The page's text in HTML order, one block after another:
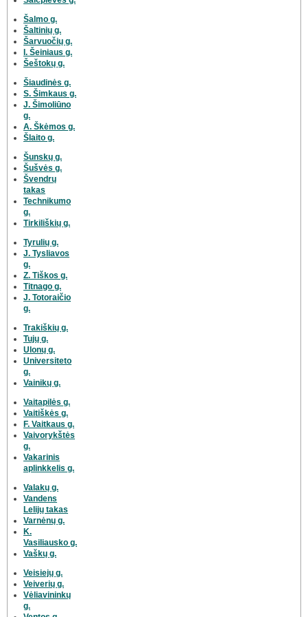
Šalmo g.
Šaltinių g.
Šarvuočių g.
I. Šeiniaus g.
Šeštokų g.
Šiaudinės g.
S. Šimkaus g.
J. Šimoliūno
g.
A. Škėmos g.
Šlaito g.
Šunskų g.
Šušvės g.
Švendrų
takas
Technikumo
g.
Tirkiliškių g.
Tyrulių g.
J. Tysliavos
g.
Z. Tiškos g.
Titnago g.
J. Totoraičio
g.
Trakiškių g.
Tujų g.
Ulonų g.
Universiteto
g.
Vainikų g.
Vaitapilės g.
Vaitiškės g.
F. Vaitkaus g.
Vaivorykštės
g.
Vakarinis
aplinkkelis g.
Valakų g.
Vandens
Lelijų takas
Varnėnų g.
K.
Vasiliausko g.
Vaškų g.
Veisiejų g.
Veiverių g.
Vėliavininkų
g.